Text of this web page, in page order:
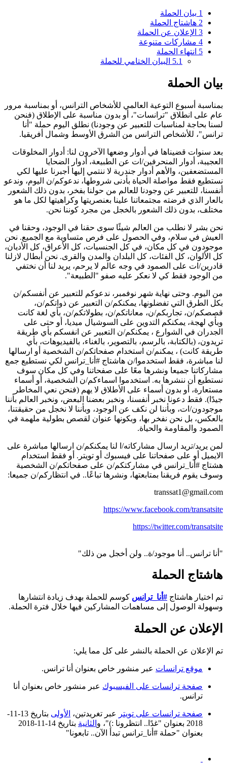
1 بيان الحملة
2 هاشتاج الحملة
3 الإعلان عن الحملة
4 مشاركات متنوعة
5 انتهاء الحملة
5.1 البيان الختامي للحملة
بيان الحملة
بمناسبة أسبوع التوعية العالمي للأشخاص الترانس، أو بمناسبة مرور
عام على انطلاق "ترانسات"، أو بدون مناسبة على الإطلاق (فنحن
لسنا بحاجة لمناسبات للتعبير عن وجودنا) نطلق اليوم حملة "أنا
ترانس"، للأشخاص الترانس من الشرق الأوسط وشمال أفريقيا.
بعد سنوات قضيناها في أدوار وضعها الآخرون لنا: أدوار المخلوقات
العجيبة، أدوار المنحرفين/ات عن الطبيعة، أدوار الضحايا
المستضعفين، والأهم أدوار جندرية لا ننتمي إليها أجبرنا عليها لكي
نستطيع فقط مواصلة الحياة بأدنى شروطها، ندعوكم/ن اليوم، وندعو
أنفسنا، للتعبير عن وجودنا للعالم من حولنا بفخر، بدون ذلك الشعور
بالعار الذي فرضته مجتمعاتنا علينا بعنصريتها وكراهيتها لكل ما هو
مختلف، بدون ذلك الشعور بالخجل من مجرد كوننا نحن.
نحن بشر لا نطلب من العالم شيئًا سوى حقنا في الوجود، وحقنا في
العيش في سلام، وفي الحصول على فرص متساوية مع الجميع. نحن
موجودون في كل مكان، في كل الجنسيات، كل الأعراق، كل الأديان،
كل الألوان، كل الفئات، كل البلدان والمدن والقرى. نحن أبطال لازلنا
قادرين/ات على الصمود في وجه عالم لا يرحم، يريد لنا أن نختفي
من الوجود فقط كي لا نعكر عليه صفو "الطبيعة".
من اليوم. وحتى نهاية شهر نوفمبر، ندعوكم للتعبير عن أنفسكم/ن
بكل الطرق التي تفضلونها، يمكنكم/ن التعبير عن ذواتكم/ن،
قصصكم/ن، تجاربكم/ن، معاناتكم/ن، بطولاتكم/ن، بأي لغة كانت
وبأي لهجة، يمكنكم التدوين على السوشيال ميديا، أو حتى على
الجدران في الشوارع ، يمكنكم/ن التعبير عن انفسكم بأي طريقة
تريدون، (بالكتابة، بالرسم، بالتصوير، بالغناء، بالفيديوهات، بأي
طريقة كانت) ، يمكنم/ن استخدام صفحاتكم/ن الشخصية أو ارسالها
لنا مباشرة، فقط استخدموا/ن هاشتاج #أنا_ترانس لكي نستطيع جمع
مشاركاتنا جميعا ونشرها معًا على صفحاتنا وفي كل مكان سوف
نستطيع أن ننشرها به. استخدموا اسماءكم/ن الشخصية، أو أسماء
مستعارة، أو بدون أسماء على الأطلاق لا يهم (فنحن نعي المخاطر
جيدًا). فقط دعونا نخبر أنفسنا، ونخبر بعضنا البعض، ونخبر العالم بأننا
موجودون/ات، وبأننا لن نكف عن الوجود، وبأننا لا نخجل من حقيقتنا،
بالعكس، بل نحن نفخر بها، وبكونها عنوان لقصص بطولية ملهمة في
الصمود والمقاومة والحياة.
لمن يريد/تريد ارسال مشاركاته/ا لنا يمكنكم/ن ارسالها مباشرة على
الايميل أو على صفحاتنا على فيسبوك أو تويتر. أو فقط استخدام
هشتاج #أنا_ترانس في مشاركتكم/ن على صفحاتكم/ن الشخصية
وسوف يقوم فريقنا بمتابعتها، ونشرها تباعًا.. في انتظاركم/ن جميعا:
transsat1@gmail.com
https://www.facebook.com/transatsite
https://twitter.com/transatsite
"أنا ترانس.. أنا موجود/ة.. ولن أخجل من ذلك"
هاشتاج الحملة
تم اختيار هاشتاج #أنا_ترانس كوسم للحملة بهدف زيادة انتشارها
وسهولة الوصول إلى مساهمات المشاركين فيها خلال فترة الحملة.
الإعلان عن الحملة
تم الإعلان عن الحملة بالنشر على كل مما يلي:
موقع ترانسات عبر منشور خاص بعنوان أنا ترانس.
صفحة ترانسات على الفيسبوك عبر منشور خاص بعنوان أنا
ترانس.
صفحة ترانسات على تويتر عبر تغريدتين، الأولى
بتاريخ 13-11-
2018 بعنوان "غدًا.. انتظرونا :)"، و
الثانية
بتاريخ 14-11-2018
بعنوان "حملة #أنا_ترانس تبدأ الآن.. تابعونا"